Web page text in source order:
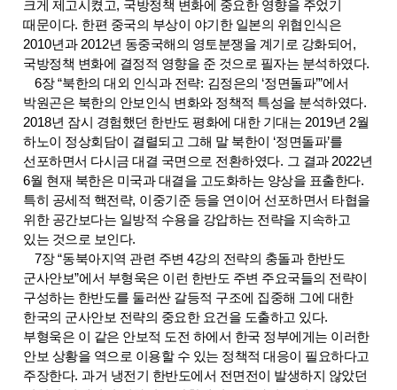
크게 제고시켰고, 국방정책 변화에 중요한 영향을 주었기
때문이다. 한편 중국의 부상이 야기한 일본의 위협인식은
2010년과2012년 동중국해의 영토분쟁을 계기로 강화되어 ,
국방정책 변화에 결정적 영향을 준 것으로 필자는 분석하였다.
6장“북한의 대외 인식과 전략: 김정은의 ‘정면돌파’”에서
박원곤은 북한의 안보인식 변화와 정책적 특성을 분석하였다.
2018년 잠시 경험했던 한반도 평화에 대한 기대는 2019년 2월
하노이 정상회담이 결렬되고 그해 말 북한이 ‘정면돌파’를
선포하면서 다시금 대결 국면으로 전환하였다. 그 결과2022년
6월 현재 북한은 미국과 대결을 고도화하는 양상을 표출한다.
특히 공세적 핵전략, 이중기준 등을 연이어 선포하면서 타협을
위한 공간보다는 일방적 수용을 강압하는 전략을 지속하고
있는 것으로 보인다.
7장“동북아지역 관련 주변4강의 전략의 충돌과 한반도
군사안보”에서 부형욱은 이런 한반도 주변 주요국들의 전략이
구성하는 한반도를 둘러싼 갈등적 구조에 집중해 그에 대한
한국의 군사안보 전략의 중요한 요건을 도출하고 있다.
부형욱은 이 같은 안보적 도전 하에서 한국 정부에게는 이러한
안보 상황을 역으로 이용할 수 있는 정책적 대응이 필요하다고
주장한다.과거 냉전기 한반도에서 전면전이 발생하지 않았던